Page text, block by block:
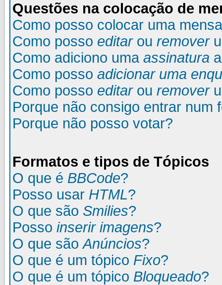
Questões na colocação de
Como posso colocar uma
Como posso editarou remover
Como adiciono uma assinatura
Como posso adicionar uma
Como posso editarou remover
Porque não consigo entrar num
Porque não posso votar?
Formatos e tipos de Tópicos
O que é BBCode?
Posso usar HTML?
O que são Smilies?
Posso inserir imagens?
O que sãoAnúncios?
O que é um tópico Fixo?
O que é um tópico Bloqueado?